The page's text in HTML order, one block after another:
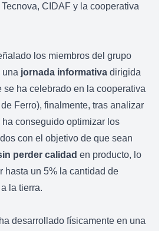
CIDAF y la cooperativa
los miembros del grupo
una jornada informativa dirigida
se ha celebrado en la cooperativa
Ferro), finalmente, tras analizar
ha conseguido optimizar los
con el objetivo de que sean
perder calidad en producto, lo
hasta un 5% la cantidad de
la tierra.
desarrollado físicamente en una